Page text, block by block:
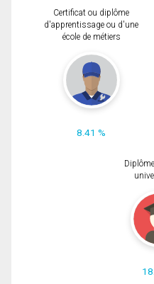
Certificat ou diplôme
d'apprentissage ou d'une
école de métiers
8.41 %